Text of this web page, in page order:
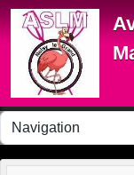
Panneau de gestion